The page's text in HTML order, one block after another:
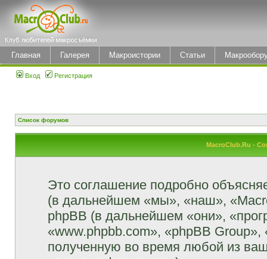
Главная Галерея Макроистории Статьи
Вход Регистрация
Список форумов
MacroClub.Ru -
Это соглашение подробно
(в дальнейшем «мы», «наш»,
phpBB (в дальнейшем «они»,
«www.phpbb.com», «phpBB
полученную во время любой из